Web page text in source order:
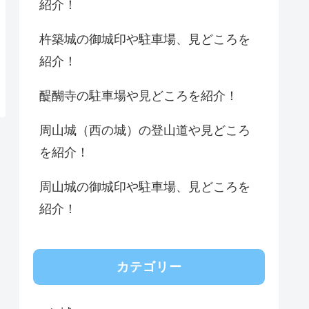
紹介！
杵築城の御城印や駐車場、見どころを
紹介！
醍醐寺の駐車場や見どころを紹介！
周山城（西の城）の登山道や見どころ
を紹介！
周山城の御城印や駐車場、見どころを
紹介！
カテゴリー